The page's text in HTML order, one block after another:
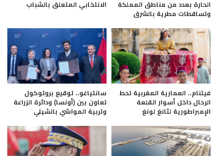
الحارة بعدد من مناطق المملكة
وتساقطات مطرية بالشرق
الانتخابي المتعلق بالشباب
فيتنام.. العمارية المغربية تحط
الرحال داخل أسوار القلعة
الإمبراطورية لثانغ لونغ
سانتياغو.. توقيع بروتوكول
تعاون بين (أونسا) ودائرة الزراعة
وتربية المواشي بالشيلي